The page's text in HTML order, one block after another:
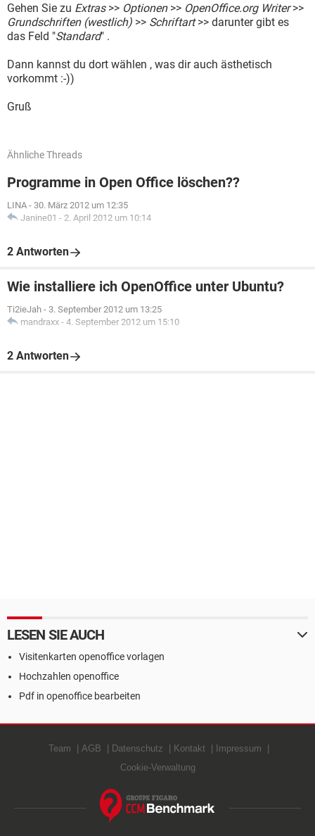
Gehen Sie zu Extras >> Optionen >> OpenOffice.org Writer>>
Grundschriften (westlich) >> Schriftart>> darunter gibt es
das Feld "Standard" .
Dann kannst du dort wählen , was dir auch ästhetisch
vorkommt :-))
Gruß
Ähnliche Threads
Programme in Open Office löschen??
LINA - 30. März 2012 um 12:35
Janine01 - 2. April 2012 um 10:14
2 Antworten
Wie installiere ich OpenOffice unter Ubuntu?
Ti2ieJah - 3. September 2012 um 13:25
mandraxx - 4. September 2012 um 15:10
2 Antworten
LESEN SIE AUCH
Visitenkarten openoffice vorlagen
Hochzahlen openoffice
Pdf in openoffice bearbeiten
Team AGB Datenschutz Kontakt
Impressum
Cookie-Verwaltung